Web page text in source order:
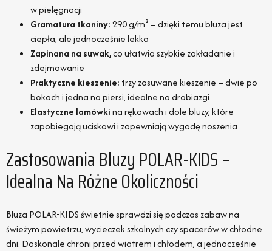
w pielęgnacji
Gramatura tkaniny:290 g/m² – dzięki temu bluza jest
ciepła, ale jednocześnie lekka
Zapinana na suwak,co ułatwia szybkie zakładanie i
zdejmowanie
Praktyczne kieszenie: trzy zasuwane kieszenie – dwie po
bokach i jedna na piersi, idealne na drobiazgi
Elastyczne lamówkina rękawach i dole bluzy, które
zapobiegają uciskowi i zapewniają wygodę noszenia
Zastosowania Bluzy POLAR-KIDS –
Idealna Na Różne Okoliczności
Bluza POLAR-KIDS świetnie sprawdzi się podczas zabaw na
świeżym powietrzu, wycieczek szkolnych czy spacerów w chłodne
dni. Doskonale chroni przed wiatrem i chłodem, a jednocześnie